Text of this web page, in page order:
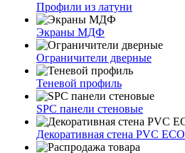
Профили из латуни
Экраны МДФ
Ограничители дверные
Теневой профиль
SPC панели стеновые
Декоративная стена PVC ECO